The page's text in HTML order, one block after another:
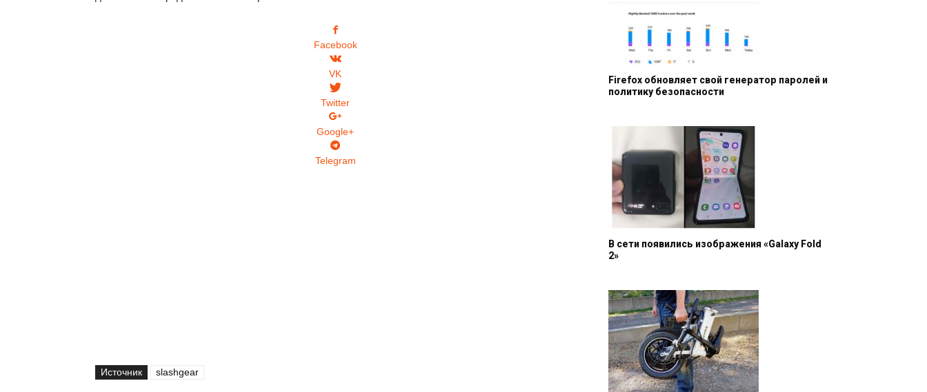
Facebook
VK
Twitter
Google+
Telegram
Источник slashgear
Firefox обновляет свой генератор паролей и
политику безопасности
В сети появились изображения «Galaxy Fold
2»